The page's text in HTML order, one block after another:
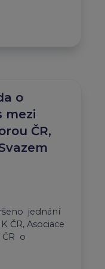
o
mezi
ČR,
jednání
ČR, Asociace
ČR o